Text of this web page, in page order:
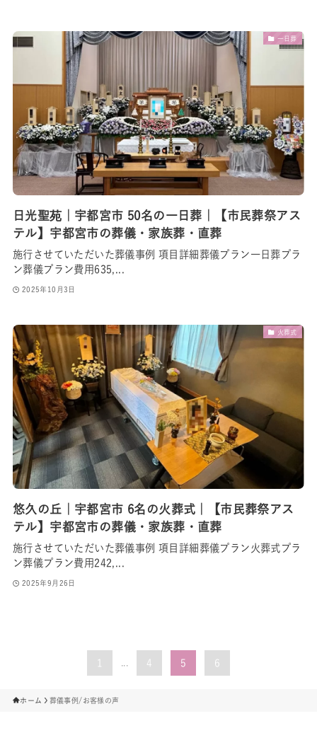
一日葬
日光聖苑｜宇都宮市 50名の一日葬｜【市民葬祭アス
テル】宇都宮市の葬儀・家族葬・直葬
施行させていただいた葬儀事例 項目詳細葬儀プラン一日葬プラ
ン葬儀プラン費用635,...
2025年10月3日
火葬式
悠久の丘｜宇都宮市 6名の火葬式｜【市民葬祭アス
テル】宇都宮市の葬儀・家族葬・直葬
施行させていただいた葬儀事例 項目詳細葬儀プラン火葬式プラ
ン葬儀プラン費用242,...
2025年9月26日
1 4 5 6
ホーム 葬儀事例/お客様の声